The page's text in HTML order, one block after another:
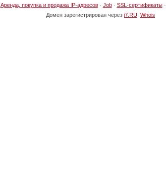
Аренда, покупка и продажа IP-адресов· Job· SSL-сертификаты·
Домен зарегистрирован через i7.RU Whois